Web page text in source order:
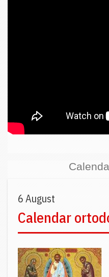
6 August
Calendar